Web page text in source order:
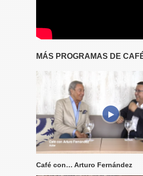
MÁS PROGRAMAS DE
Café con… Arturo Fernández